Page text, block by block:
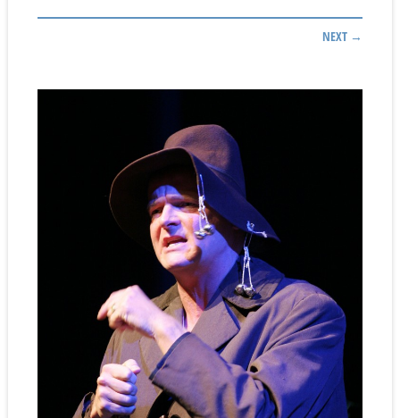
NEXT →